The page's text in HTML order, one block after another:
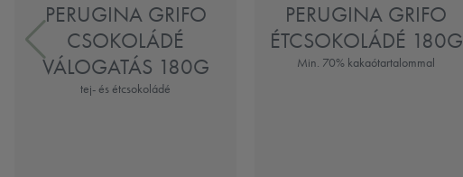
PERUGINA GRIFO
CSOKOLÁDÉ
VÁLOGATÁS 180G
tej- és étcsokoládé
PERUGINA GRIFO
ÉTCSOKOLÁDÉ 180G
Min. 70% kakaótartalommal